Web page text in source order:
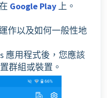
Google Play 上。
作以及如何一般性地
應用程式後，您應該
群組或裝置。